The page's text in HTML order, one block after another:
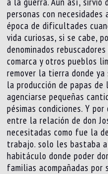
personas con
época de dificultades
vida curiosas, si se cabe,
denominados
comarca y otros pueblos
remover la tierra donde
la producción de papas
agenciarse pequeñas
pésimas condiciones. Y
entre la relación de don
necesitadas como fue la
trabajo. solo les bastaba
habitáculo donde poder
familias acompañadas por